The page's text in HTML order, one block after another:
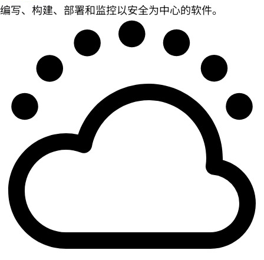
编写、构建、部署和监控以安全为中心的软件。